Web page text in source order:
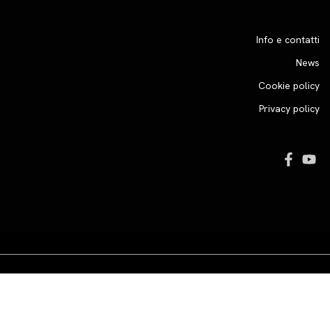
Info e contatti
News
Cookie policy
Privacy policy